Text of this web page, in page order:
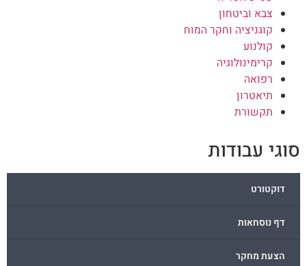
צבא וביטחון
קוגניציה וחקר המוח
קולנוע
קרימינולוגיה
רפואה
תיאטרון
תקשורת
עבודות
דוקטורט
דף נוסחאות
הצעת מחקר